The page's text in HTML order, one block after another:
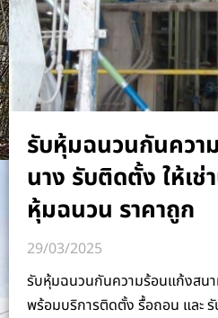
รับหุ้มฉนวนกันควา
นาง รับติดตั้ง ให้เช่
หุ้มฉนวน ราคาถูก
29/03/2025
รับหุ้มฉนวนกันความร้อนแก้งสนา
พร้อมบริการติดตั้ง รื้อถอน และ